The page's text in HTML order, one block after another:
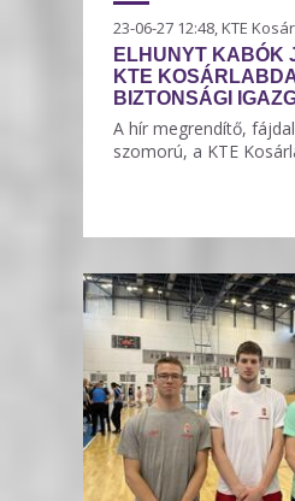
23-06-27 12:48, KTE
ELHUNYT KABÓK
KTE
BIZTONSÁGI
A hír megrendítő,
szomorú, a KTE